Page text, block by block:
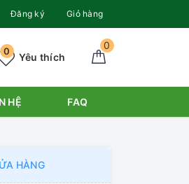
Đăng ký Giỏ hàng
0
Yêu thích
0
HỆ FAQ
HÀNG